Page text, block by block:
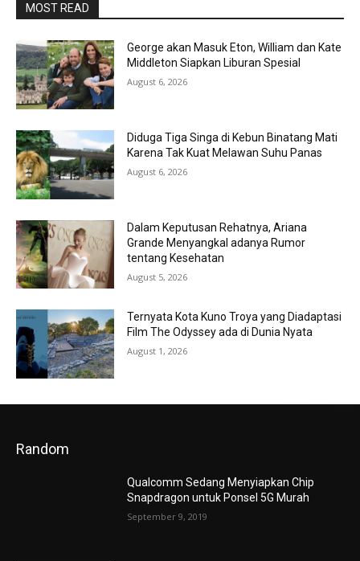
MOST READ
George akan Masuk Eton, William dan Kate
Middleton Siapkan Liburan Spesial
August 6, 2026
Diduga Tiga Singa di Kebun Binatang Mati
Karena Tak Kuat Melawan Suhu Panas
August 6, 2026
Dalam Keputusan Rehatnya, Ariana
Grande Menyangkal adanya Rumor
tentang Kesehatan
August 5, 2026
Ternyata Kota Kuno Troya yang Diadaptasi
Film The Odyssey ada di Dunia Nyata
August 1, 2026
Random
Qualcomm Sedang Menyiapkan Chip
Snapdragon untuk Ponsel 5G Murah
September 9, 2019